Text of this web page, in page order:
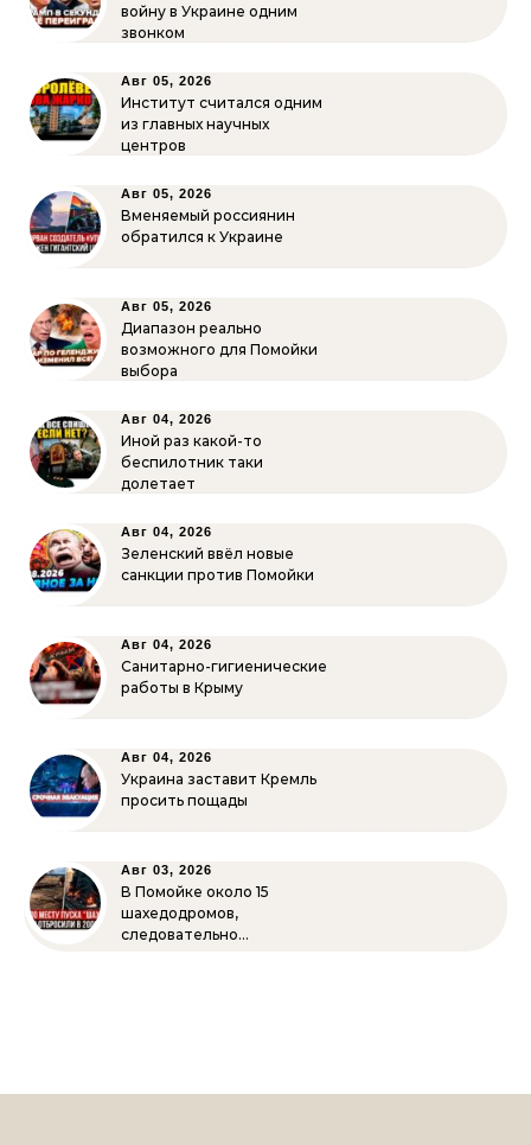
войну в Украине одним
звонком
Авг 05, 2026
Институт считался одним
из главных научных
центров
Авг 05, 2026
Вменяемый россиянин
обратился к Украине
Авг 05, 2026
Диапазон реально
возможного для Помойки
выбора
Авг 04, 2026
Иной раз какой-то
беспилотник таки
долетает
Авг 04, 2026
Зеленский ввёл новые
санкции против Помойки
Авг 04, 2026
Санитарно-гигиенические
работы в Крыму
Авг 04, 2026
Украина заставит Кремль
просить пощады
Авг 03, 2026
В Помойке около 15
шахедодромов,
следовательно…